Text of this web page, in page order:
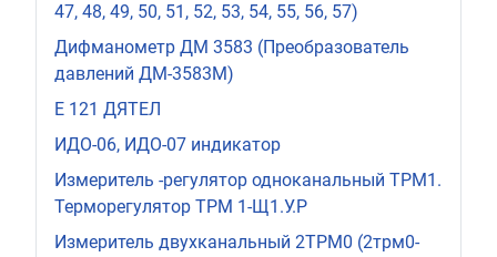
47, 48, 49, 50, 51, 52, 53, 54, 55, 56, 57)
Дифманометр ДМ 3583 (Преобразователь
давлений ДМ-3583М)
Е 121 ДЯТЕЛ
ИДО-06, ИДО-07 индикатор
Измеритель -регулятор одноканальный ТРМ1.
Терморегулятор ТРМ 1-Щ1.У.Р
Измеритель двухканальный 2ТРМ0 (2трм0-